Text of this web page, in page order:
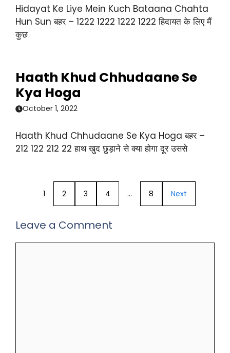
Hidayat Ke Liye Mein Kuch Bataana Chahta
Hun Sun बहर – 1222 1222 1222 1222 हिदायत के लिए मैं
कुछ
Haath Khud Chhudaane Se
Kya Hoga
October 1, 2022
Haath Khud Chhudaane Se Kya Hoga बहर –
212 122 212 22 हाथ खुद छुड़ाने से क्या होगा दूर उससे
1 2 3 4 … 8 Next
Leave a Comment